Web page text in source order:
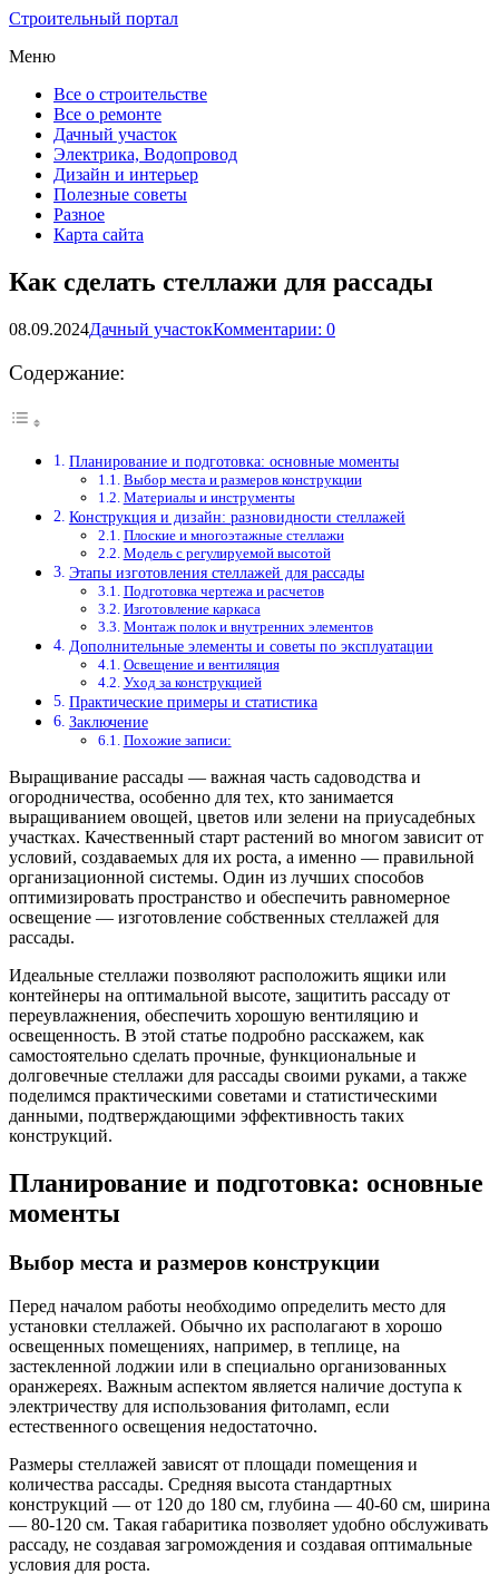
Строительный портал
Меню
Все о строительстве
Все о ремонте
Дачный участок
Электрика, Водопровод
Дизайн и интерьер
Полезные советы
Разное
Карта сайта
Как сделать стеллажи для рассады
08.09.2024Дачный участокКомментарии: 0
Содержание:
Планирование и подготовка: основные моменты
Выбор места и размеров конструкции
Материалы и инструменты
Конструкция и дизайн: разновидности стеллажей
Плоские и многоэтажные стеллажи
Модель с регулируемой высотой
Этапы изготовления стеллажей для рассады
Подготовка чертежа и расчетов
Изготовление каркаса
Монтаж полок и внутренних элементов
Дополнительные элементы и советы по эксплуатации
Освещение и вентиляция
Уход за конструкцией
Практические примеры и статистика
Заключение
Похожие записи:
Выращивание рассады — важная часть садоводства и
огородничества, особенно для тех, кто занимается
выращиванием овощей, цветов или зелени на приусадебных
участках. Качественный старт растений во многом зависит от
условий, создаваемых для их роста, а именно — правильной
организационной системы. Один из лучших способов
оптимизировать пространство и обеспечить равномерное
освещение — изготовление собственных стеллажей для
рассады.
Идеальные стеллажи позволяют расположить ящики или
контейнеры на оптимальной высоте, защитить рассаду от
переувлажнения, обеспечить хорошую вентиляцию и
освещенность. В этой статье подробно расскажем, как
самостоятельно сделать прочные, функциональные и
долговечные стеллажи для рассады своими руками, а также
поделимся практическими советами и статистическими
данными, подтверждающими эффективность таких
конструкций.
Планирование и подготовка: основные
моменты
Выбор места и размеров конструкции
Перед началом работы необходимо определить место для
установки стеллажей. Обычно их располагают в хорошо
освещенных помещениях, например, в теплице, на
застекленной лоджии или в специально организованных
оранжереях. Важным аспектом является наличие доступа к
электричеству для использования фитоламп, если
естественного освещения недостаточно.
Размеры стеллажей зависят от площади помещения и
количества рассады. Средняя высота стандартных
конструкций — от 120 до 180 см, глубина — 40-60 см, ширина
— 80-120 см. Такая габаритика позволяет удобно обслуживать
рассаду, не создавая загромождения и создавая оптимальные
условия для роста.